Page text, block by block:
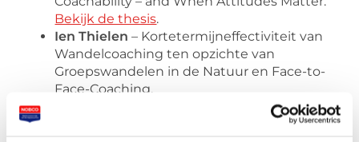
Bekijk de thesis.
Ien Thielen – Kortetermijneffectiviteit van
Wandelcoaching ten opzichte van
Groepswandelen in de Natuur en Face-to-
Face-Coaching.